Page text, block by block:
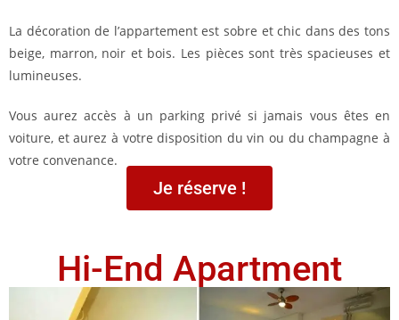
La décoration de l’appartement est sobre et chic dans des tons
beige, marron, noir et bois. Les pièces sont très spacieuses et
lumineuses.
Vous aurez accès à un parking privé si jamais vous êtes en
voiture, et aurez à votre disposition du vin ou du champagne à
votre convenance.
Je réserve !
Hi-End Apartment